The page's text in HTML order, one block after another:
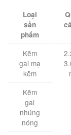
Loại
sản
phẩm
Kẽm
gai mạ
kẽm
Kẽm
gai
nhúng
nóng